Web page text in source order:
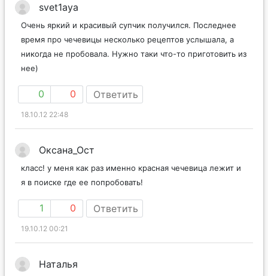
svet1aya
Очень яркий и красивый супчик получился. Последнее
время про чечевицы несколько рецептов услышала, а
никогда не пробовала. Нужно таки что-то приготовить из
нее)
0 0 Ответить
18.10.12 22:48
Оксана_Ост
класс! у меня как раз именно красная чечевица лежит и
я в поиске где ее попробовать!
1 0 Ответить
19.10.12 00:21
Наталья